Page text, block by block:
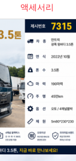
액세서리